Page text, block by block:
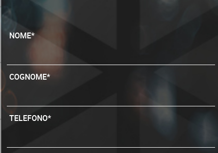
NOME*
COGNOME*
TELEFONO*